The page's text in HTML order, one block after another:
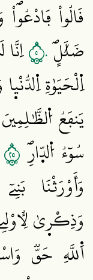
قَالُواْ
ضَلَٰلٍۖ٥٠
اِ۬لْحَيَوٰةِ
يَنفَعُ
سُوٓءُ اُ۬لدّ۪ارِۖ ٥٢
وَأَوْرَثْنَا
وَذِكْر۪يٰ
اَ۬للَّهِ حَقّٞ